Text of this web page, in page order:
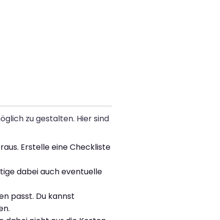
zu gestalten. Hier sind
Erstelle eine Checkliste
dabei auch eventuelle
passt. Du kannst